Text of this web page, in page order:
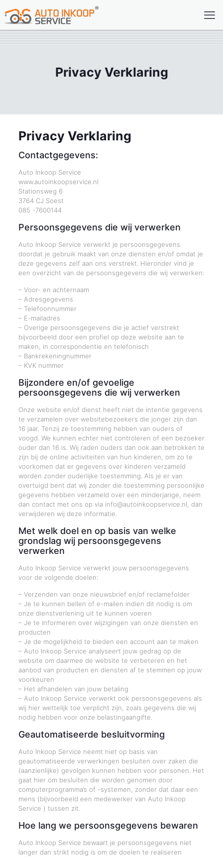
Privacy Verklaring
Privacy Verklaring
Contactgegevens:
Auto Inkoop Service
www.autoinkoopservice.nl
Stationsweg 6
3764 CJ Soest
085 -7600144
Persoonsgegevens die wij verwerken
Auto Inkoop Service verwerkt je persoonsgegevens
doordat je gebruik maakt van onze diensten en/of omdat je
deze gegevens zelf aan ons verstrekt. Hieronder vind je
een overzicht van de persoonsgegevens die wij verwerken:
– Voor- en achternaam
– Adresgegevens
– Telefoonnummer
– E-mailadres
– Overige persoonsgegevens die je actief verstrekt
bijvoorbeeld door een profiel op deze website aan te
maken, in correspondentie en telefonisch
– Bankrekeningnummer
– KVK nummer
Bijzondere en/of gevoelige
persoonsgegevens die wij verwerken
Onze website en/of dienst heeft niet de intentie gegevens
te verzamelen over websitebezoekers die jonger zijn dan
16 jaar. Tenzij ze toestemming hebben van ouders of
voogd. We kunnen echter niet controleren of een bezoeker
ouder dan 16 is. Wij raden ouders dan ook aan betrokken te
zijn bij de online activiteiten van hun kinderen, om zo te
voorkomen dat er gegevens over kinderen verzameld
worden zonder ouderlijke toestemming. Als je er van
overtuigd bent dat wij zonder die toestemming persoonlijke
gegevens hebben verzameld over een minderjarige, neem
dan contact met ons op via info@autoinkoopservice.nl, dan
verwijderen wij deze informatie.
Met welk doel en op basis van welke
grondslag wij persoonsgegevens
verwerken
Auto Inkoop Service verwerkt jouw persoonsgegevens
voor de volgende doelen:
– Verzenden van onze nieuwsbrief en/of reclamefolder
– Je te kunnen bellen of e-mailen indien dit nodig is om
onze dienstverlening uit te kunnen voeren
– Je te informeren over wijzigingen van onze diensten en
producten
– Je de mogelijkheid te bieden een account aan te maken
– Auto Inkoop Service analyseert jouw gedrag op de
website om daarmee de website te verbeteren en het
aanbod van producten en diensten af te stemmen op jouw
voorkeuren
– Het afhandelen van jouw betaling
– Auto Inkoop Service verwerkt ook persoonsgegevens als
wij hier wettelijk toe verplicht zijn, zoals gegevens die wij
nodig hebben voor onze belastingaangifte.
Geautomatiseerde besluitvorming
Auto Inkoop Service neemt niet op basis van
geautomatiseerde verwerkingen besluiten over zaken die
(aanzienlijke) gevolgen kunnen hebben voor personen. Het
gaat hier om besluiten die worden genomen door
computerprogramma’s of -systemen, zonder dat daar een
mens (bijvoorbeeld een medewerker van Auto Inkoop
Service ) tussen zit.
Hoe lang we persoonsgegevens bewaren
Auto Inkoop Service bewaart je persoonsgegevens niet
langer dan strikt nodig is om de doelen te realiseren